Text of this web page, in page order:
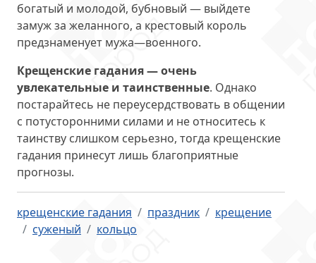
богатый и молодой, бубновый — выйдете
замуж за желанного, а крестовый король
предзнаменует мужа—военного.
Крещенские гадания — очень
увлекательные и таинственные. Однако
постарайтесь не переусердствовать в общении
с потусторонними силами и не относитесь к
таинству слишком серьезно, тогда крещенские
гадания принесут лишь благоприятные
прогнозы.
крещенские гадания праздник
крещение
суженый
кольцо